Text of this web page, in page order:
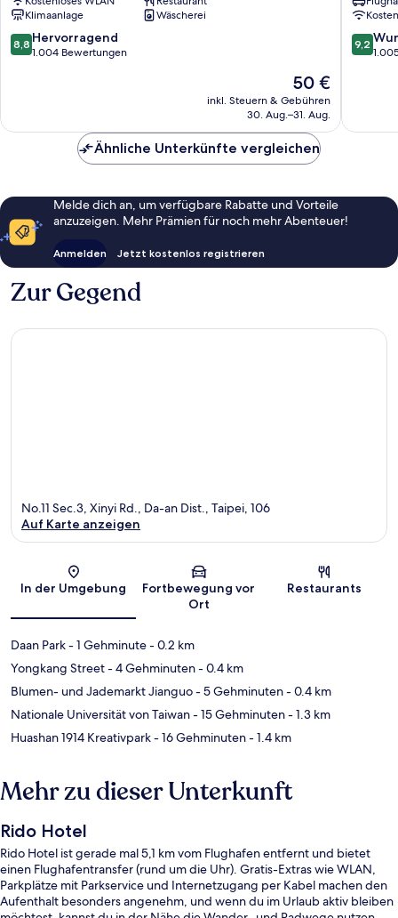
Zhongzheng
Klimaanlage
Wäscherei
8.8
von
8,8 Hervorragend
1.004 Bewertungen
Der
Preis
beträgt
50 €
inkl. Steuern & Gebühren
30. Aug.–31. Aug.
Branch
Daan
9.2
von
9,2
Ähnliche Unterkünfte vergleichen
Melde dich an, um verfügbare Rabatte und Vorteile
anzuzeigen. Mehr Prämien für noch mehr Abenteuer!
Anmelden Jetzt kostenlos registrieren
Zur Gegend
Karte
No.11 Sec.3, Xinyi Rd., Da-an Dist., Taipei, 106
Auf Karte anzeigen
In der Umgebung
Fortbewegung vor
Ort
Restaurants
Daan Park- 1 Gehminute- 0.2 km
Yongkang Street- 4 Gehminuten- 0.4 km
Blumen- und Jademarkt Jianguo- 5 Gehminuten- 0.4 km
Nationale Universität von Taiwan- 15 Gehminuten- 1.3 km
Huashan 1914 Kreativpark- 16 Gehminuten- 1.4 km
Mehr zu dieser Unterkunft
Rido Hotel
Rido Hotel ist gerade mal 5,1 km vom Flughafen entfernt und bietet
einen Flughafentransfer (rund um die Uhr). Gratis-Extras wie WLAN,
Parkplätze mit Parkservice und Internetzugang per Kabel machen den
Aufenthalt besonders angenehm, und wenn du im Urlaub aktiv bleiben